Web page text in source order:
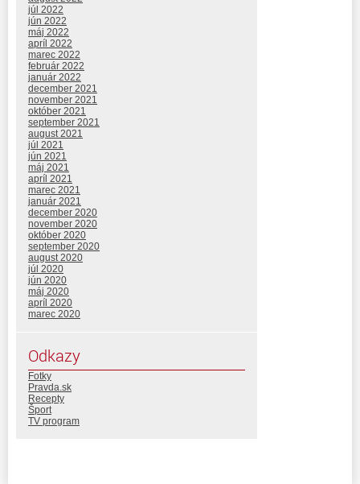
júl 2022
jún 2022
máj 2022
apríl 2022
marec 2022
február 2022
január 2022
december 2021
november 2021
október 2021
september 2021
august 2021
júl 2021
jún 2021
máj 2021
apríl 2021
marec 2021
január 2021
december 2020
november 2020
október 2020
september 2020
august 2020
júl 2020
jún 2020
máj 2020
apríl 2020
marec 2020
Odkazy
Fotky
Pravda.sk
Recepty
Šport
TV program